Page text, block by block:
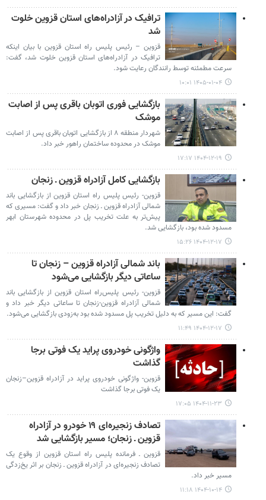
ترافیک در آزادراه‌های استان قزوین خلوت
شد
قزوین – رئیس پلیس راه استان قزوین با بیان اینکه
ترافیک در آزادراه‌های استان قزوین خلوت شد، گفت:
سرعت مطمئنه توسط رانندگان رعایت شود.
۱۴۰۵-۰۱-۰۴ ۱۰:۰۱
بازگشایی فوری اتوبان باقری پس از اصابت
موشک
شهردار منطقه ۸ از بازگشایی اتوبان باقری پس از اصابت
موشک در محدوده ساختمان راهور خبر داد.
۱۴۰۴-۱۲-۱۹ ۱۷:۱۷
بازگشایی کامل آزادراه قزوین ـ زنجان
قزوین- رئیس پلیس راه استان قزوین از بازگشایی باند
شمالی آزادراه قزوین ـ زنجان خبر داد و گفت: مسیری که
پیش‌تر به علت تخریب پل در محدوده شهرستان ابهر
مسدود شده بود، بازگشایی شد.
۱۴۰۴-۱۲-۱۷ ۱۵:۲۶
باند شمالی آزادراه قزوین – زنجان تا
ساعاتی دیگر بازگشایی می‌شود
قزوین- رئیس پلیس‌راه استان قزوین از بازگشایی باند
شمالی آزادراه قزوین-زنجان تا ساعاتی دیگر خبر داد و
گفت: این مسیر که به دلیل تخریب پل مسدود شده بود به‌زودی بازگشایی می‌شود.
۱۴۰۴-۱۲-۱۷ ۱۱:۴۹
واژگونی خودروی پراید یک فوتی برجا
گذاشت
قزوین- واژگونی خودروی پراید در آزادراه قزوین–زنجان
یک فوتی برجا گذاشت
۱۴۰۴-۱۱-۲۳ ۱۷:۰۵
تصادف زنجیره‌ای ۱۹ خودرو در آزادراه
قزوین ـ زنجان؛ مسیر بازگشایی شد
قزوین ـ فرمانده پلیس راه استان قزوین از وقوع یک
تصادف زنجیره‌ای در آزادراه قزوین ـ زنجان بر اثر یخ‌زدگی
مسیر خبر داد.
۱۴۰۴-۱۰-۱۴ ۱۱:۱۸